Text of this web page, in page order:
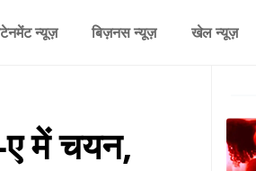
न्यूज़ बिज़नस न्यूज़ खेल न्यूज़
ए में चयन,